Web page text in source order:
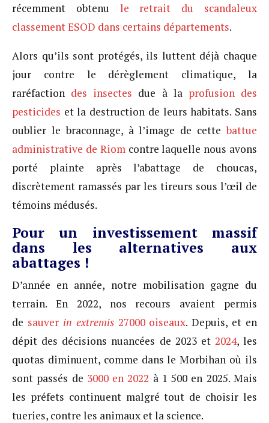
récemment obtenu le retrait du scandaleux
classement ESOD dans certains départements.
Alors qu’ils sont protégés, ils luttent déjà chaque
jour contre le dérèglement climatique, la
raréfaction des insectes due à la profusion des
pesticides et la destruction de leurs habitats. Sans
oublier le braconnage, à l’image de cettebattue
administrative de Riomcontre laquelle nous avons
porté plainte après l’abattage de choucas,
discrètement ramassés par les tireurs sous l’œil de
témoins médusés.
Pour un investissement massif
dans les alternatives aux
abattages !
D’année en année, notre mobilisation gagne du
terrain. En 2022, nos recours avaient permis
de sauver in extremis27000 oiseaux. Depuis, et en
dépit des décisions nuancées de 2023 et 2024, les
quotas diminuent, comme dans le Morbihan où ils
sont passés de 3000 en 2022 à 1 500 en 2025. Mais
les préfets continuent malgré tout de choisir les
tueries, contre les animaux et la science.